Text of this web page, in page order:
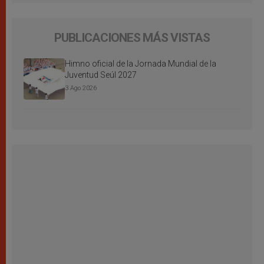
PUBLICACIONES MÁS VISTAS
Himno oficial de la Jornada Mundial de la
Juventud Seúl 2027
3 Ago 2026